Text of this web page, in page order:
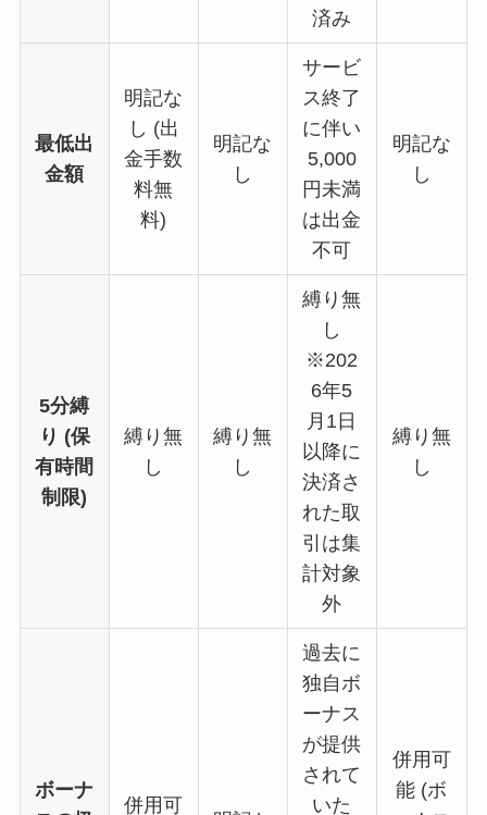
済み
最低出
金額
明記な
し (出
金手数
料無
料)
明記な
し
サービ
ス終了
に伴い
5,000
円未満
は出金
不可
明記な
し
5分縛
り (保
有時間
制限)
縛り無
し
縛り無
し
縛り無
し
※202
6年5
月1日
以降に
決済さ
れた取
引は集
計対象
外
縛り無
し
ボーナ
併用可
過去に
独自ボ
ーナス
が提供
されて
いた
併用可
能 (ボ